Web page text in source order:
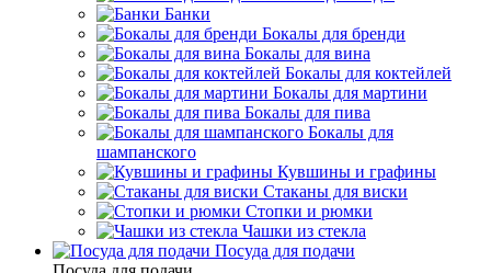
Банки
Бокалы для бренди
Бокалы для вина
Бокалы для коктейлей
Бокалы для мартини
Бокалы для пива
Бокалы для
шампанского
Кувшины и графины
Стаканы для виски
Стопки и рюмки
Чашки из стекла
Посуда для подачи